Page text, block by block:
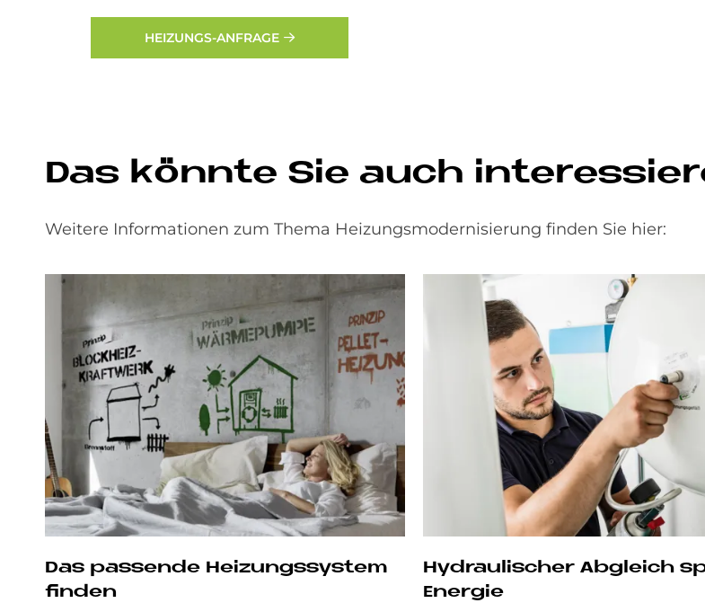
HEIZUNGS-ANFRAGE
Das könn­te Sie auch
Weitere Informationen zum Thema Heizungsmodernisierung finden Sie hier:
Das passende Heizungssystem
finden
Hydraulischer Abgleich
Energie